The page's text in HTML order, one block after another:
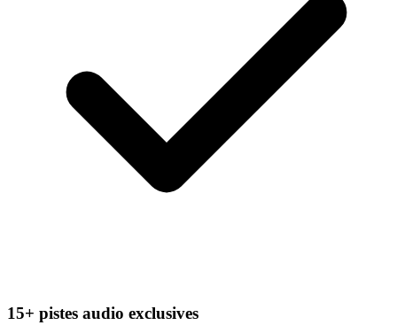
15+ pistes audio exclusives